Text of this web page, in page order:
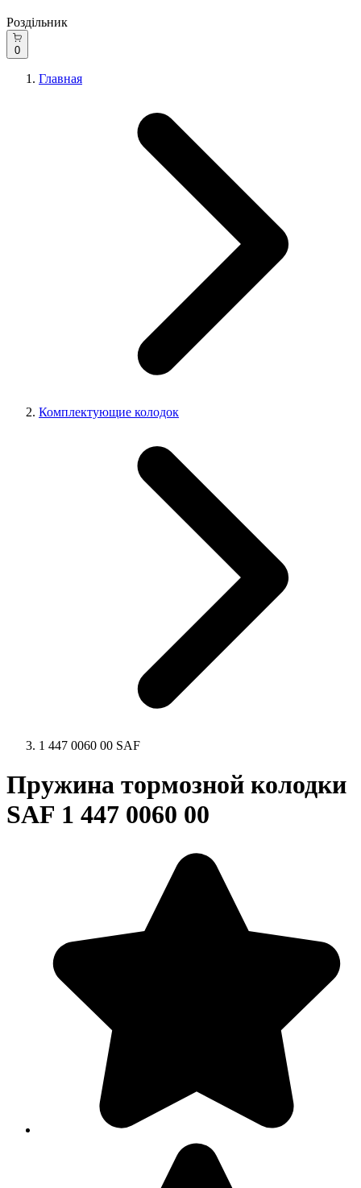
Роздільник
0
Главная
Комплектующие колодок
1 447 0060 00 SAF
Пружина тормозной колодки
SAF 1 447 0060 00